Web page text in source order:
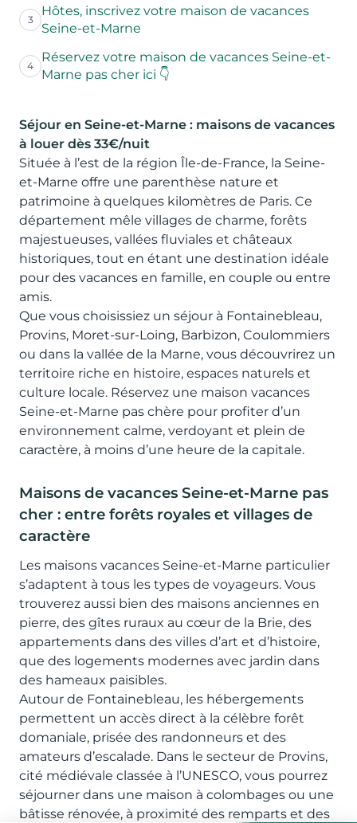
3
Hôtes, inscrivez votre maison de vacances
Seine-et-Marne
4
Réservez votre maison de vacances Seine-et-
Marne pas cher ici 👇
Séjour en Seine-et-Marne : maisons de vacances
à louer dès 33€/nuit
Située à l’est de la région Île-de-France, la Seine-
et-Marne offre une parenthèse nature et
patrimoine à quelques kilomètres de Paris. Ce
département mêle villages de charme, forêts
majestueuses, vallées fluviales et châteaux
historiques, tout en étant une destination idéale
pour des vacances en famille, en couple ou entre
amis.
Que vous choisissiez un séjour à Fontainebleau,
Provins, Moret-sur-Loing, Barbizon, Coulommiers
ou dans la vallée de la Marne, vous découvrirez un
territoire riche en histoire, espaces naturels et
culture locale. Réservez une maison vacances
Seine-et-Marne pas chère pour profiter d’un
environnement calme, verdoyant et plein de
caractère, à moins d’une heure de la capitale.
Maisons de vacances Seine-et-Marne pas
cher : entre forêts royales et villages de
caractère
Les maisons vacances Seine-et-Marne particulier
s’adaptent à tous les types de voyageurs. Vous
trouverez aussi bien des maisons anciennes en
pierre, des gîtes ruraux au cœur de la Brie, des
appartements dans des villes d’art et d’histoire,
que des logements modernes avec jardin dans
des hameaux paisibles.
Autour de Fontainebleau, les hébergements
permettent un accès direct à la célèbre forêt
domaniale, prisée des randonneurs et des
amateurs d’escalade. Dans le secteur de Provins,
cité médiévale classée à l’UNESCO, vous pourrez
séjourner dans une maison à colombages ou une
bâtisse rénovée, à proximité des remparts et des